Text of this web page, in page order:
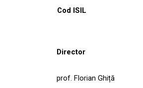
Cod ISIL
Director
prof. Florian Ghiță